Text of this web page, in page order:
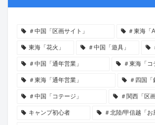
＃中国「区画サイト」 ＃東海「
東海「花火」 ＃中国「遊具」
＃中国「通年営業」 ＃東海「コ
＃東海「通年営業」 ＃四国「
＃中国「コテージ」 ＃関西「区
キャンプ初心者 ＃北陸/甲信越「お